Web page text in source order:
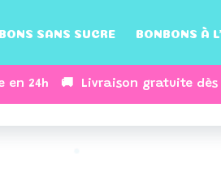
SANS SUCRE BONBONS À
en 24h 🚚 Livraison gratuite dès